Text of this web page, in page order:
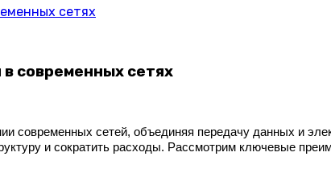
сетях
современных сетях
современных сетей, объединяя передачу данных и
и сократить расходы. Рассмотрим ключевые